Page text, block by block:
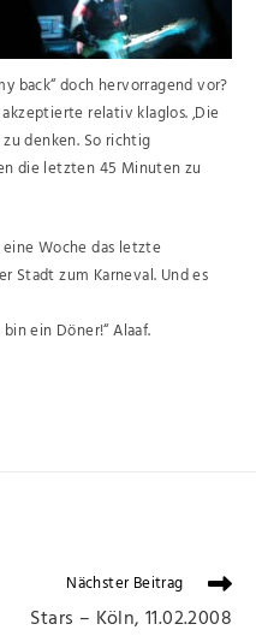
back“ doch hervorragend vor?
relativ klaglos. ‚Die
denken. So richtig
die letzten 45 Minuten zu
Woche das letzte
Stadt zum Karneval. Und es
ein Döner!“ Alaaf.
Nächster Beitrag
Stars – Köln, 11.02.2008